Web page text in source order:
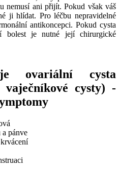
nemusí ani přijít. Pokud však váš
ji hlídat. Pro léčbu nepravidelné
antikoncepci. Pokud cysta
bolest je nutné její chirurgické
ovariální cysta
vaječníkové cysty) -
pánve